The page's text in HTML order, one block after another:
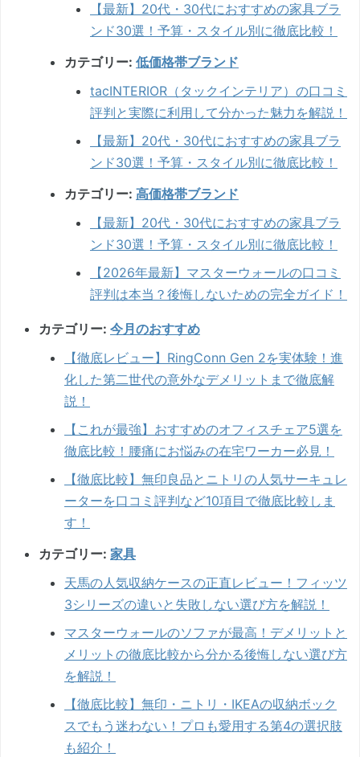
【最新】20代・30代におすすめの家具ブラ
ンド30選！予算・スタイル別に徹底比較！
カテゴリー: 低価格帯ブランド
tacINTERIOR（タックインテリア）の口コミ
評判と実際に利用して分かった魅力を解説！
【最新】20代・30代におすすめの家具ブラ
ンド30選！予算・スタイル別に徹底比較！
カテゴリー: 高価格帯ブランド
【最新】20代・30代におすすめの家具ブラ
ンド30選！予算・スタイル別に徹底比較！
【2026年最新】マスターウォールの口コミ
評判は本当？後悔しないための完全ガイド！
カテゴリー: 今月のおすすめ
【徹底レビュー】RingConn Gen 2を実体験！進
化した第二世代の意外なデメリットまで徹底解
説！
【これが最強】おすすめのオフィスチェア5選を
徹底比較！腰痛にお悩みの在宅ワーカー必見！
【徹底比較】無印良品とニトリの人気サーキュレ
ーターを口コミ評判など10項目で徹底比較しま
す！
カテゴリー: 家具
天馬の人気収納ケースの正直レビュー！フィッツ
3シリーズの違いと失敗しない選び方を解説！
マスターウォールのソファが最高！デメリットと
メリットの徹底比較から分かる後悔しない選び方
を解説！
【徹底比較】無印・ニトリ・IKEAの収納ボック
スでもう迷わない！プロも愛用する第4の選択肢
も紹介！